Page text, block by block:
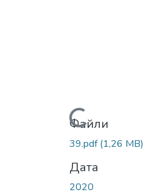
Вантажиться...
Файли
39.pdf(1,26 MB)
Дата
2020